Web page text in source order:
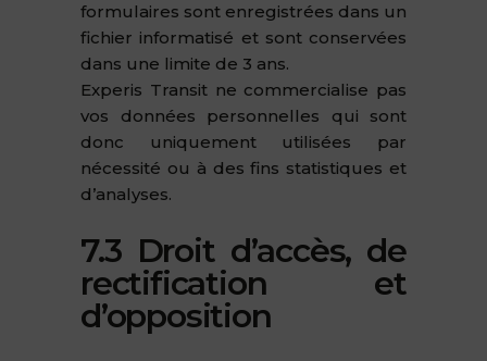
formulaires sont enregistrées dans un
fichier informatisé et sont conservées
dans une limite de 3 ans.
Experis Transit ne commercialise pas
vos données personnelles qui sont
donc uniquement utilisées par
nécessité ou à des fins statistiques et
d’analyses.
7.3 Droit d’accès, de
rectification et
d’opposition